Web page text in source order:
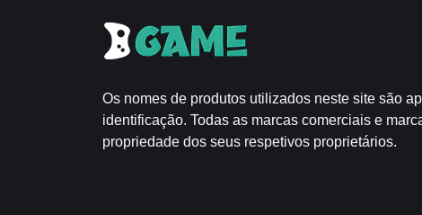
Os nomes de produtos utilizados neste site são
identificação. Todas as marcas comerciais e
propriedade dos seus respetivos proprietários.